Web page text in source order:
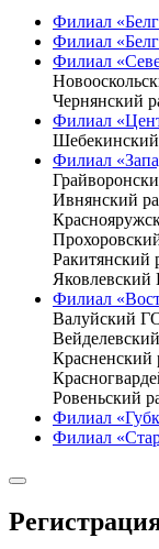
Филиал
Филиал
Филиал
Чернянский
Филиал
Филиал
Ивнянский
Ракитянский
Яковлевский
Филиал
Валуйский
Красненский
Ровеньский
Филиал
Филиал